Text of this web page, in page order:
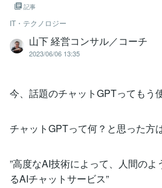
記事
IT・テクノロジー
山下 経営コンサル／コーチ
2023/06/06 13:35
今、話題のチャットGPTってもう
チャットGPTって何？と思った方
”高度なAI技術によって、人間のよ
るAIチャットサービス”